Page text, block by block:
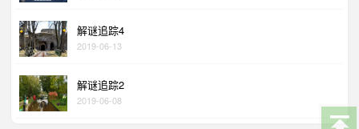
解谜追踪4
2019-06-13
解谜追踪2
2019-06-08